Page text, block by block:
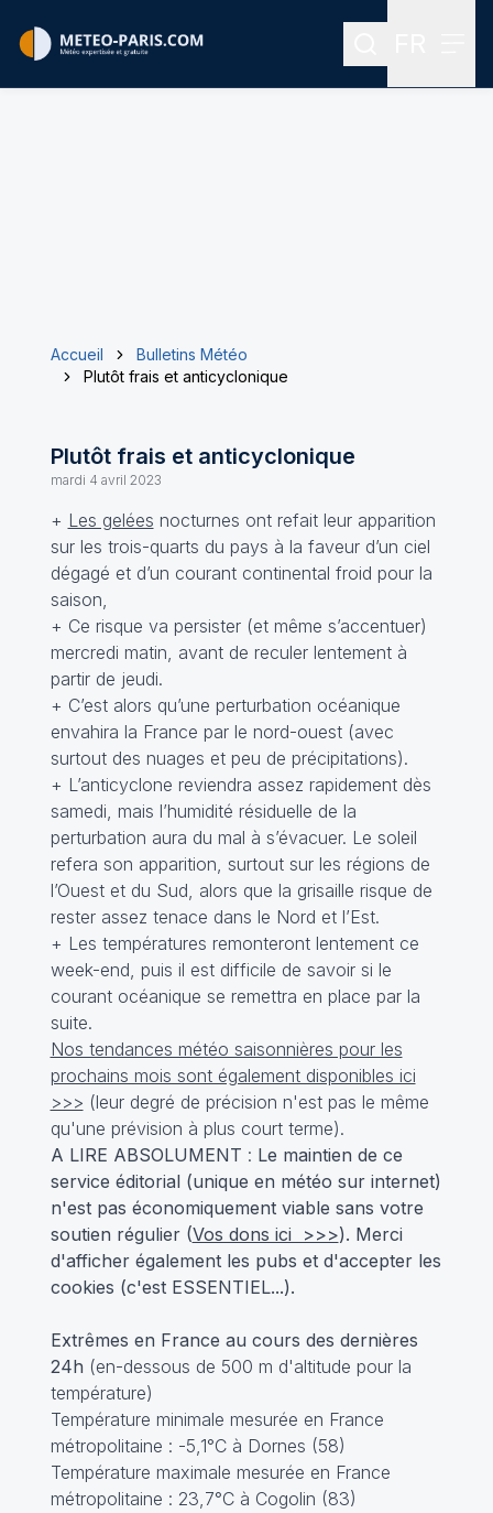
Rechercher
Accueil
Bulletins Météo
Plutôt frais et anticyclonique
Plutôt frais et anticyclonique
mardi 4 avril 2023
+ Les gelées nocturnes ont refait leur apparition
sur les trois-quarts du pays à la faveur d’un ciel
dégagé et d’un courant continental froid pour la
saison,
+ Ce risque va persister (et même s’accentuer)
mercredi matin, avant de reculer lentement à
partir de jeudi.
+ C’est alors qu’une perturbation océanique
envahira la France par le nord-ouest (avec
surtout des nuages et peu de précipitations).
+ L’anticyclone reviendra assez rapidement dès
samedi, mais l’humidité résiduelle de la
perturbation aura du mal à s’évacuer. Le soleil
refera son apparition, surtout sur les régions de
l’Ouest et du Sud, alors que la grisaille risque de
rester assez tenace dans le Nord et l’Est.
+ Les températures remonteront lentement ce
week-end, puis il est difficile de savoir si le
courant océanique se remettra en place par la
suite.
Nos tendances météo saisonnières pour les
prochains mois sont également disponibles ici
>>> (leur degré de précision n'est pas le même
qu'une prévision à plus court terme).
A LIRE ABSOLUMENT : Le maintien de ce
service éditorial (unique en météo sur internet)
n'est pas économiquement viable sans votre
soutien régulier (Vos dons ici >>>). Merci
d'afficher également les pubs et d'accepter les
cookies (c'est ESSENTIEL...).
Extrêmes en France au cours des dernières
24h (en-dessous de 500 m d'altitude pour la
température)
Température minimale mesurée en France
métropolitaine : -5,1°C à Dornes (58)
Température maximale mesurée en France
métropolitaine : 23,7°C à Cogolin (83)